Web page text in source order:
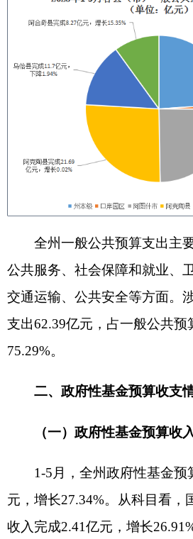
积极开展专项债券项目盘活工作，专
幅上涨。分县（市）看，阿合奇县、
恰县增幅较高，分别增长646%、
175.44%，主要系国有土地使用权出
长，分别完成0.41亿元、1.22亿元和
645.55%、318.58%、213.78%。
（二）政府性基金预算支出情况
增长12.68%。从科目看，专项债务付
元，下降8.2%，主要系阿图什市
付6月专项债务付息资金2,714万元，
0.6%，主要系2024年1-5月支出上年
券资金，拉高了支出基数；国有土地
入安排的支出0.72亿元，增长275.58%
拆迁补偿支出较多，较上年大幅增长
其他支出0.48亿元。分县（市）看，
什市增幅较高，分别增长72.93%、
三、国有资本经营预算收支情况
1-5月，全州国有资本经营预算